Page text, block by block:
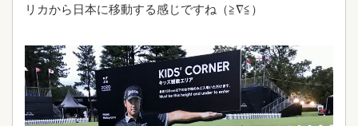
リカから日本に移動する感じですね（≧∇≦）